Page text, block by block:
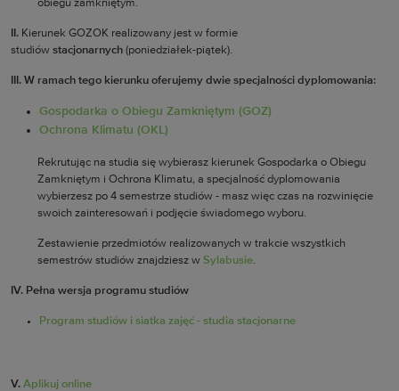
obiegu zamkniętym.
II. Kierunek GOZOK realizowany jest w formie
studiów stacjonarnych (poniedziałek-piątek).
III. W ramach tego kierunku oferujemy dwie specjalności dyplomowania:
Gospodarka o Obiegu Zamkniętym (GOZ)
Ochrona Klimatu (OKL)
Rekrutując na studia się wybierasz kierunek Gospodarka o Obiegu
Zamkniętym i Ochrona Klimatu, a specjalność dyplomowania
wybierzesz po 4 semestrze studiów - masz więc czas na rozwinięcie
swoich zainteresowań i podjęcie świadomego wyboru.
Zestawienie przedmiotów realizowanych w trakcie wszystkich
semestrów studiów znajdziesz w Sylabusie.
IV. Pełna wersja programu studiów
Program studiów i siatka zajęć - studia stacjonarne
V. Aplikuj online